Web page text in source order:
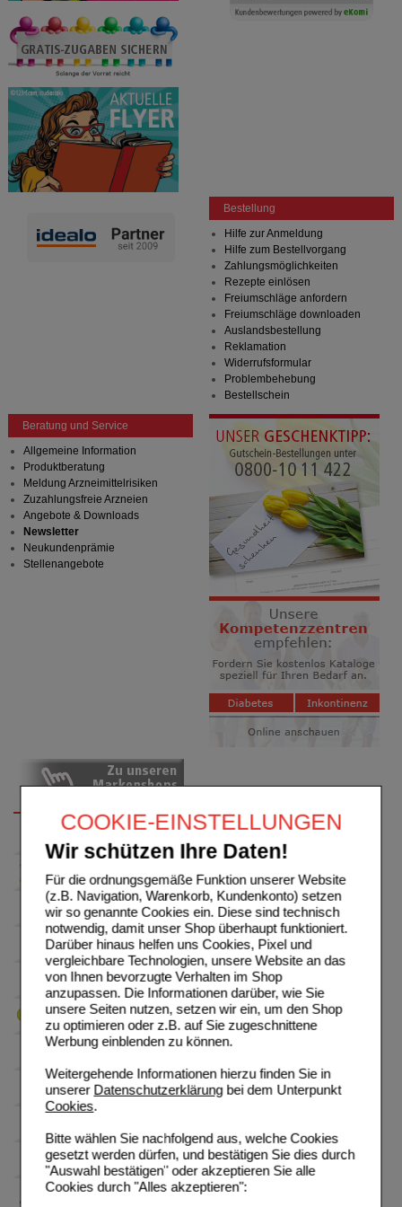
COOKIE-EINSTELLUNGEN
Wir schützen Ihre Daten!
Für die ordnungsgemäße Funktion unserer Website
(z.B. Navigation, Warenkorb, Kundenkonto) setzen
wir so genannte Cookies ein. Diese sind technisch
notwendig, damit unser Shop überhaupt funktioniert.
Darüber hinaus helfen uns Cookies, Pixel und
vergleichbare Technologien, unsere Website an das
von Ihnen bevorzugte Verhalten im Shop
anzupassen. Die Informationen darüber, wie Sie
unsere Seiten nutzen, setzen wir ein, um den Shop
zu optimieren oder z.B. auf Sie zugeschnittene
Werbung einblenden zu können.
Weitergehende Informationen hierzu finden Sie in
unserer Datenschutzerklärungbei dem Unterpunkt
Cookies.
Bitte wählen Sie nachfolgend aus, welche Cookies
gesetzt werden dürfen, und bestätigen Sie dies durch
"Auswahl bestätigen" oder akzeptieren Sie alle
Cookies durch "Alles akzeptieren":
Bestellung
Hilfe zur Anmeldung
Hilfe zum Bestellvorgang
Zahlungsmöglichkeiten
Rezepte einlösen
Freiumschläge anfordern
Freiumschläge downloaden
Auslandsbestellung
Reklamation
Widerrufsformular
Problembehebung
Bestellschein
Beratung und Service
Allgemeine Information
Produktberatung
Meldung Arzneimittelrisiken
Zuzahlungsfreie Arzneien
Angebote & Downloads
Newsletter
Neukundenprämie
Stellenangebote